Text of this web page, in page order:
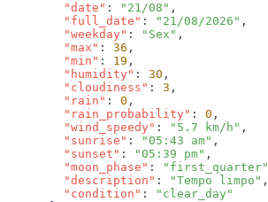
        "date"
: "21/08"
        "full_date"
: "21/08/2026"
        "weekday"
: "Sex"
        "max"
: 36
        "min"
: 19
        "humidity"
: 30
        "cloudiness"
: 3
        "rain"
: 0
        "rain_probability"
: 0
        "wind_speedy"
: "5.7 km/h"
        "sunrise"
: "05:43 am"
        "sunset"
: "05:39 pm"
        "moon_phase"
: "first_quarter"
        "description"
: "Tempo limpo"
        "condition"
: